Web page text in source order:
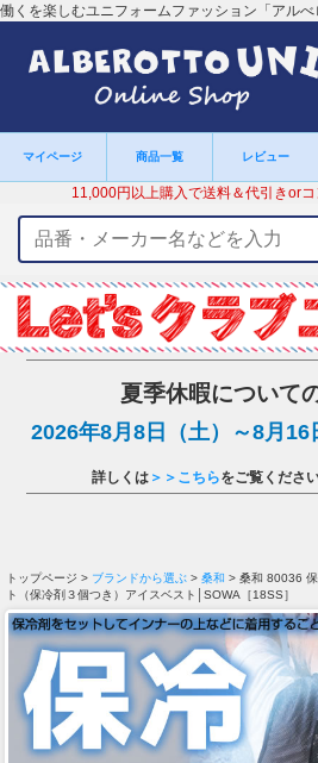
働くを楽しむユニフォームファッション「アルべ
マイページ 商品一覧 レビュー
11,000円以上購入で送料＆代引きorコ
ー
ワ
ー
ド
夏季休暇について
2026年8月8日（土）～8月16
詳しくは ＞＞こちらをご覧ください
トップページ > ブランドから選ぶ > 桑和 > 桑和 80036
ト（保冷剤３個つき）アイスベスト│SOWA［18SS］